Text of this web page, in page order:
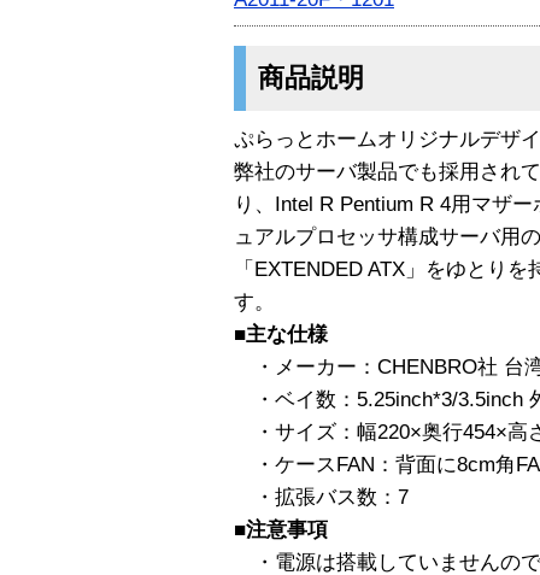
商品説明
ぷらっとホームオリジナルデザ
弊社のサーバ製品でも採用され
り、Intel R Pentium R 4用マザ
ュアルプロセッサ構成サーバ用
「EXTENDED ATX」をゆとり
す。
■主な仕様
・メーカー：CHENBRO社 台
・ベイ数：5.25inch*3/3.5inch
・サイズ：幅220×奥行454×
・ケースFAN：背面に8cm角
・拡張バス数：7
■注意事項
・電源は搭載していませんの